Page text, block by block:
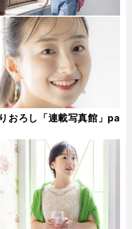
おろし「連載写真館」pa